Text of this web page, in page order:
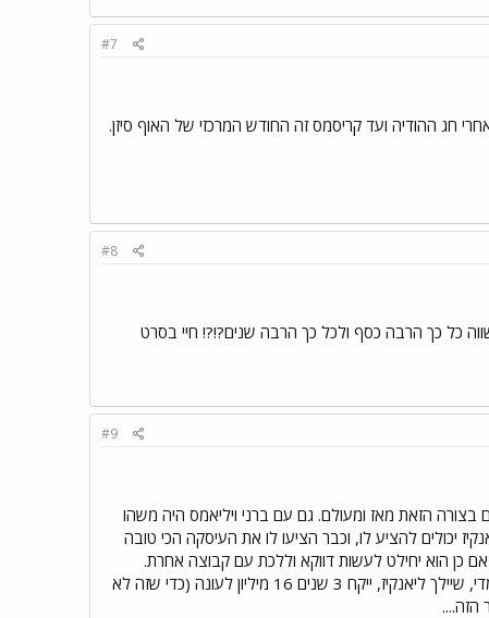
#7
חג ההודיה ועד קריסמס זה החודש המרכזי של האוף סיזן.
#8
יורדת למה הוא חושב שהוא שווה כל כך הרבה כסף ולכל כך הרבה שנים?!?! חיי בסרט
#9
בצורה הזאת מאז ומעולם. גם עם ברני ויליאמס היה משהו
יכולים להציע לו, וכבר הציעו לו את העיסקה הכי טובה
כן הוא יחילט לעשות דווקא וללכת עם קבוצה אחרת.
במקרה כזה הוא יאבד את כל הפופולריות שלו ואת ה"לגסי" שלו בניו יורק. אני חושב שלפני שיהיה מאוחר מדי, שיילך ליאנקיז, ייקח 3 שנים 16 מיליון לעונה (כדי שזה לא
הזה....